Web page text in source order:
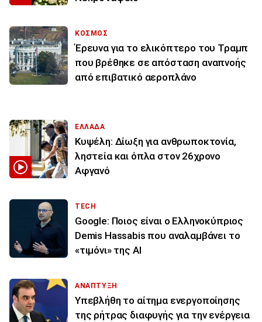
ΚΟΣΜΟΣ
Έρευνα για το ελικόπτερο του Τραμπ
που βρέθηκε σε απόσταση αναπνοής
από επιβατικό αεροπλάνο
ΕΛΛΑΔΑ
Κυψέλη: Δίωξη για ανθρωποκτονία,
ληστεία και όπλα στον 26χρονο
Αφγανό
TECH
Google: Ποιος είναι ο Ελληνοκύπριος
Demis Hassabis που αναλαμβάνει το
«τιμόνι» της ΑΙ
ΑΝΑΠΤΥΞΗ
Υπεβλήθη το αίτημα ενεργοποίησης
της ρήτρας διαφυγής για την ενέργεια